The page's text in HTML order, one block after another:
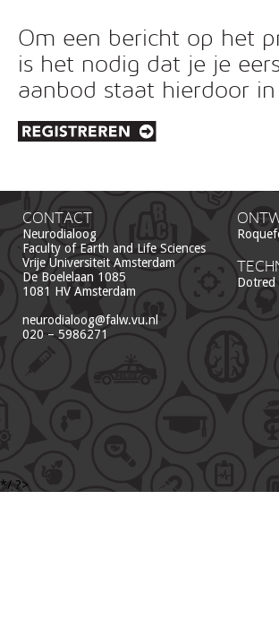
Om een bericht op het
is het nodig dat je je
aanbod staat hierdoor
CONTACT
Neurodialoog
Faculty of Earth and Life Sciences
Vrije Universiteit Amsterdam
De Boelelaan 1085
1081 HV Amsterdam
neurodialoog@falw.vu.nl
020 – 5986271
Dotred
*/ ?>